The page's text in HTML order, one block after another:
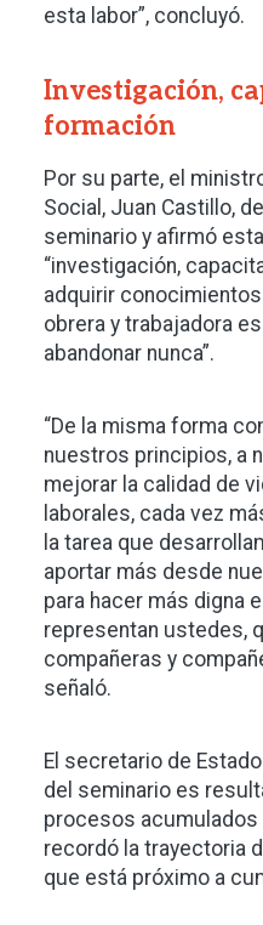
esta labor”, concluyó.
Investigación,
formación
Por su parte, el
Social, Juan Castillo,
seminario y afirmó
“investigación,
adquirir
obrera y trabajadora
abandonar nunca”.
“De la misma forma
nuestros principios, a
mejorar la calidad de
laborales, cada vez
la tarea que
aportar más desde
para hacer más digna
representan ustedes,
compañeras y
señaló.
El secretario de
del seminario es
procesos acumulados
recordó la trayectoria
que está próximo a